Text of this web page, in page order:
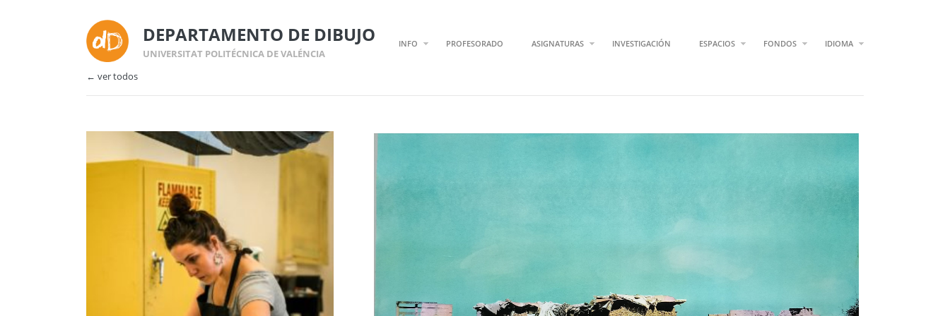
DEPARTAMENTO DE DIBUJO
UNIVERSITAT POLITÉCNICA DE VALÉNCIA
INFO PROFESORADO ASIGNATURAS INVESTIGACIÓN ESPACIOS FONDOS IDIOMA
← ver todos